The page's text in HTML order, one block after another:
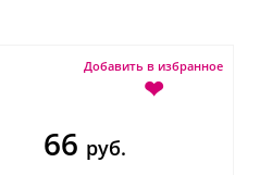
66 руб.
Добавить в избранное
❤